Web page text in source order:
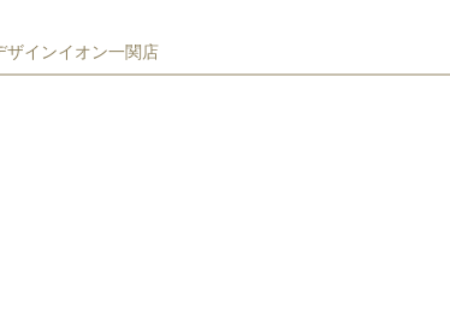
ザインイオン一関店